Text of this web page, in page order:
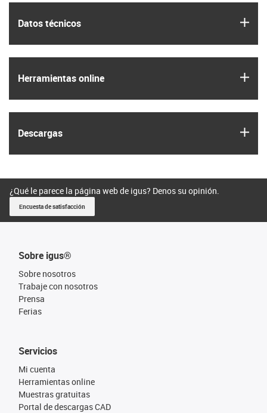
Datos técnicos
Herramientas online
Descargas
¿Qué le parece la página web de igus? Denos su opinión.
Encuesta de satisfacción
Sobre igus®
Sobre nosotros
Trabaje con nosotros
Prensa
Ferias
Servicios
Mi cuenta
Herramientas online
Muestras gratuitas
Portal de descargas CAD